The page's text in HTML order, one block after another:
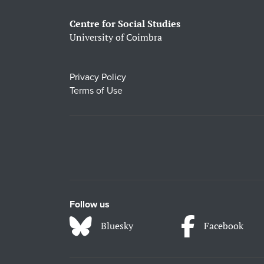
Centre for Social Studies
University of Coimbra
Privacy Policy
Terms of Use
Follow us
Bluesky Facebook